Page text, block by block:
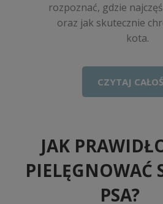
rozpoznać, gdzie
oraz jak skutecznie
kota.
CZYTAJ
JAK
PIELĘGNOWAĆ
PSA?